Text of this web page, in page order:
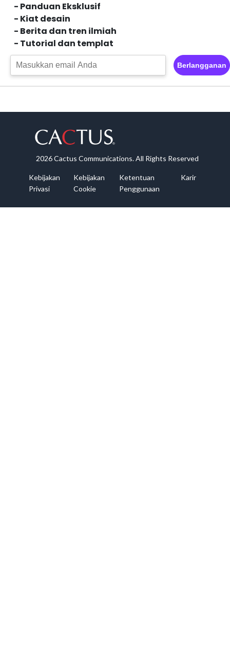
- Panduan Eksklusif
- Kiat desain
- Berita dan tren ilmiah
- Tutorial dan templat
Berlangganan
2026 Cactus Communications. All Rights Reserved
Kebijakan
Privasi
Kebijakan
Cookie
Ketentuan
Penggunaan
Karir